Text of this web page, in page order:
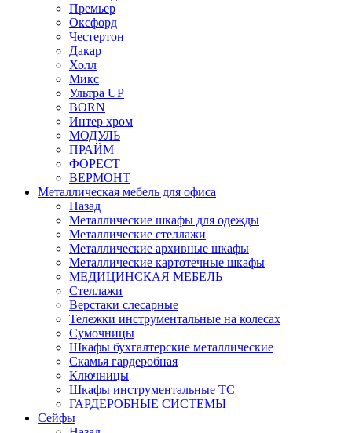
Премьер
Оксфорд
Честертон
Дакар
Холл
Микс
Ультра UP
BORN
Интер хром
МОДУЛЬ
ПРАЙМ
ФОРЕСТ
ВЕРМОНТ
Металлическая мебель для офиса
Назад
Металлические шкафы для одежды
Металлические стеллажи
Металлические архивные шкафы
Металлические картотечные шкафы
МЕДИЦИНСКАЯ МЕБЕЛЬ
Стеллажи
Верстаки слесарные
Тележки инструментальные на колесах
Сумочницы
Шкафы бухгалтерские металлические
Скамья гардеробная
Ключницы
Шкафы инструментальные ТС
ГАРДЕРОБНЫЕ СИСТЕМЫ
Сейфы